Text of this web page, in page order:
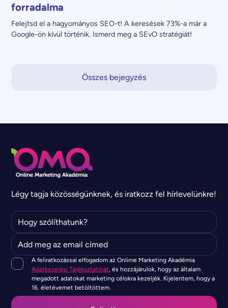
forradalma
Felejtsd el a hagyományos SEO-t! A keresések 73%-a már a
Google-ön kívül történik. Ismerd meg a SEvO stratégiát!
Összes bejegyzés
Légy tagja közösségünknek, és iratkozz fel hírlevelünkre!
A feliratkozással elfogadom az Onlime Marketing Akadémia
Adatkezelési Tájékoztatóját, és hozzájárulok, hogy az általam
megadott adatokat marketing célokra kezeljék. Kijelentem, hogy a
16. életévemet betöltöttem.